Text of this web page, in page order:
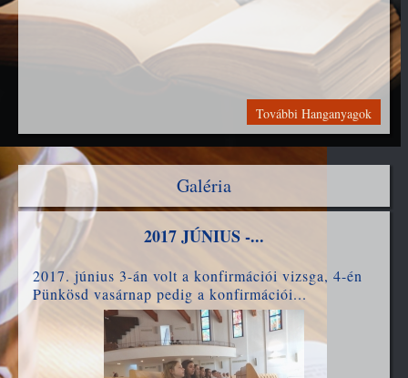
További Hanganyagok
Galéria
2017 JÚNIUS -...
2017. június 3-án volt a konfirmációi vizsga, 4-én
Pünkösd vasárnap pedig a konfirmációi...